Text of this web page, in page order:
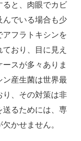
ると、肉眼でカビ
んでいる場合も少
アフラトキシンを
おり、目に見え
スが多々ありま
産生菌は世界最
り、その対策は非
送るためには、専
かせません。